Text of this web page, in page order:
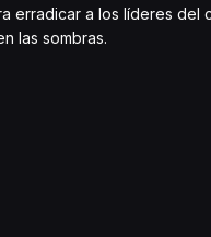
erradicar a los líderes
las sombras.